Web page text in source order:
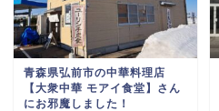
青森県弘前市の中華料理店
【大衆中華 モアイ食堂】さん
にお邪魔しました！